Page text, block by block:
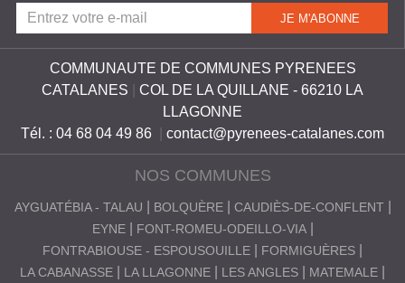
S
C
T
COMMUNAUTE DE COMMUNES PYRENEES
CATALANES
COL DE LA QUILLANE - 66210 LA
LLAGONNE
Tél. : 04 68 04 49 86
contact@pyrenees-catalanes.com
NOS COMMUNES
AYGUATÉBIA - TALAU BOLQUÈRE
CAUDIÈS-DE-CONFLENT
EYNE
FONT-ROMEU-ODEILLO-VIA
FONTRABIOUSE - ESPOUSOUILLE
FORMIGUÈRES
LA CABANASSE
LA LLAGONNE LES ANGLES
MATEMALE